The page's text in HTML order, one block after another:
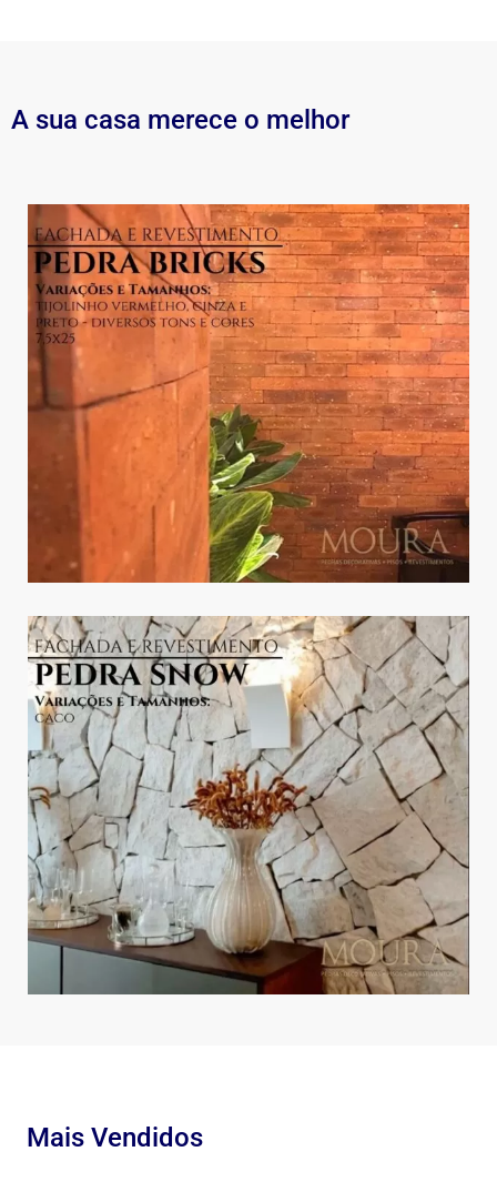
A sua casa merece o melhor
Mais Vendidos